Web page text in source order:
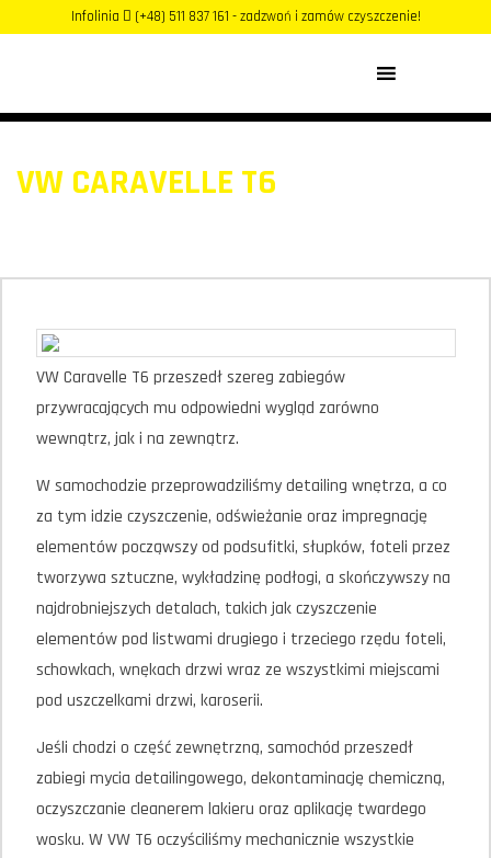
Infolinia (+48) 511 837 161 - zadzwoń i zamów czyszczenie!
VW CARAVELLE T6
VW Caravelle T6 przeszedł szereg zabiegów
przywracających mu odpowiedni wygląd zarówno
wewnątrz, jak i na zewnątrz.
W samochodzie przeprowadziliśmy detailing wnętrza, a co
za tym idzie czyszczenie, odświeżanie oraz impregnację
elementów począwszy od podsufitki, słupków, foteli przez
tworzywa sztuczne, wykładzinę podłogi, a skończywszy na
najdrobniejszych detalach, takich jak czyszczenie
elementów pod listwami drugiego i trzeciego rzędu foteli,
schowkach, wnękach drzwi wraz ze wszystkimi miejscami
pod uszczelkami drzwi, karoserii.
Jeśli chodzi o część zewnętrzną, samochód przeszedł
zabiegi mycia detailingowego, dekontaminację chemiczną,
oczyszczanie cleanerem lakieru oraz aplikację twardego
wosku. W VW T6 oczyściliśmy mechanicznie wszystkie